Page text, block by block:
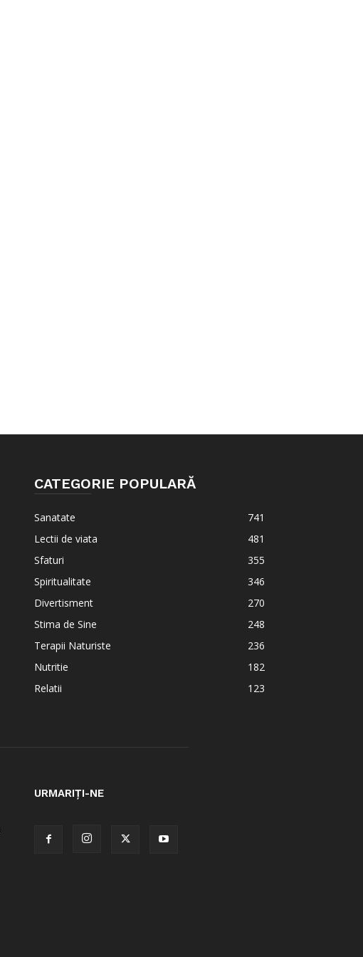
CATEGORIE POPULARĂ
Sanatate
741
Lectii de viata
481
Sfaturi
355
Spiritualitate
346
Divertisment
270
Stima de Sine
248
Terapii Naturiste
236
Nutritie
182
Relatii
123
URMARIȚI-NE